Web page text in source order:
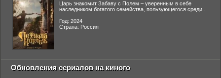
Царь знакомит Забаву с Полем – уверенным в себе
наследником богатого семейства, пользующегося среди...
Год: 2024
Страна: Россия
Обновления сериалов на киного